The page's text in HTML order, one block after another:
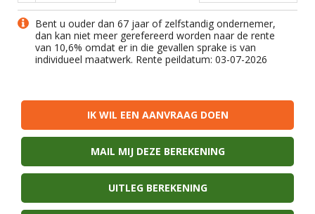
Bent u ouder dan 67 jaar of zelfstandig ondernemer,
dan kan niet meer gerefereerd worden naar de rente
van 10,6% omdat er in die gevallen sprake is van
individueel maatwerk. Rente peildatum: 03-07-2026
IK WIL EEN AANVRAAG DOEN
MAIL MIJ DEZE BEREKENING
UITLEG BEREKENING